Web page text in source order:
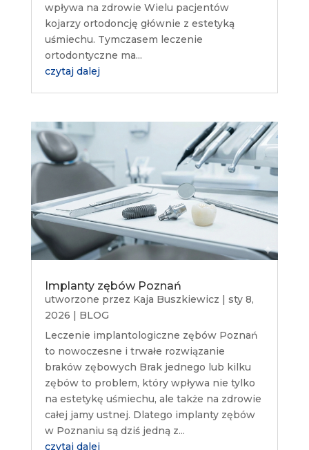
wpływa na zdrowie Wielu pacjentów
kojarzy ortodoncję głównie z estetyką
uśmiechu. Tymczasem leczenie
ortodontyczne ma...
czytaj dalej
Implanty zębów Poznań
utworzone przez Kaja Buszkiewicz | sty 8,
2026 | BLOG
Leczenie implantologiczne zębów Poznań
to nowoczesne i trwałe rozwiązanie
braków zębowych Brak jednego lub kilku
zębów to problem, który wpływa nie tylko
na estetykę uśmiechu, ale także na zdrowie
całej jamy ustnej. Dlatego implanty zębów
w Poznaniu są dziś jedną z...
czytaj dalej